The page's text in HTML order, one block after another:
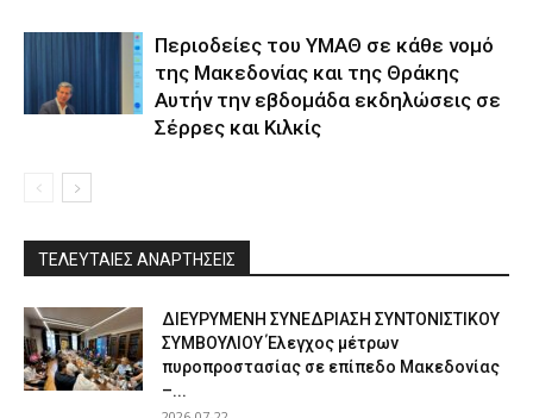
Περιοδείες του ΥΜΑΘ σε κάθε νομό
της Μακεδονίας και της Θράκης
Αυτήν την εβδομάδα εκδηλώσεις σε
Σέρρες και Κιλκίς
ΤΕΛΕΥΤΑΙΕΣ ΑΝΑΡΤΗΣΕΙΣ
ΔΙΕΥΡΥΜΕΝΗ ΣΥΝΕΔΡΙΑΣΗ ΣΥΝΤΟΝΙΣΤΙΚΟΥ
ΣΥΜΒΟΥΛΙΟΥ Έλεγχος μέτρων
πυροπροστασίας σε επίπεδο Μακεδονίας
–...